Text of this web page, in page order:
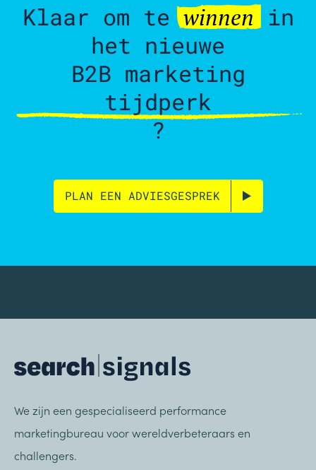
Klaar om tewinnen in
het nieuwe
B2B marketing
tijdperk
?
PLAN EEN ADVIESGESPREK
We zijn een gespecialiseerd performance
marketingbureau voor wereldverbeteraars en
challengers.